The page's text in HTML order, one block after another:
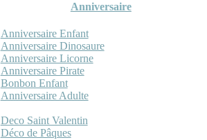
Anniversaire
Anniversaire Enfant
Anniversaire Dinosaure
Anniversaire Licorne
Anniversaire Pirate
Bonbon Enfant
Anniversaire Adulte
Deco Saint Valentin
Déco de Pâques